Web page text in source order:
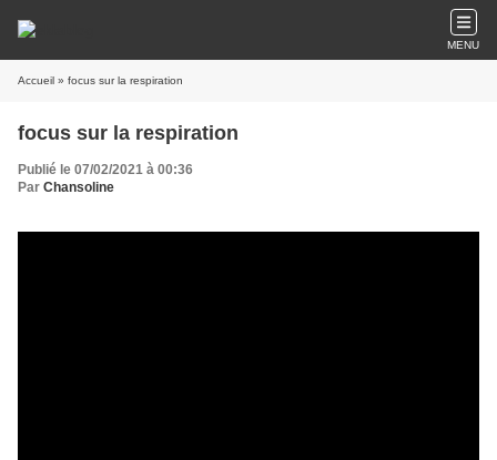
MENU
Accueil » focus sur la respiration
focus sur la respiration
Publié le 07/02/2021 à 00:36
Par Chansoline